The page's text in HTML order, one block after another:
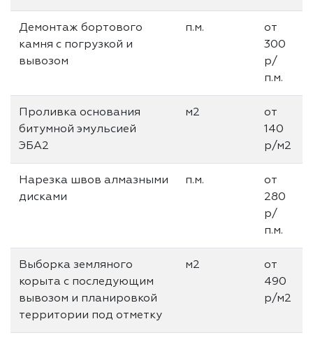
Демонтаж бортового
камня с погрузкой и
вывозом
п.м.
от
300
р/
п.м.
Проливка основания
битумной эмульсией
ЭБА2
м2
от
140
р/м2
Нарезка швов алмазными
дисками
п.м.
от
280
р/
п.м.
Выборка земляного
корыта с последующим
вывозом и планировкой
территории под отметку
м2
от
490
р/м2